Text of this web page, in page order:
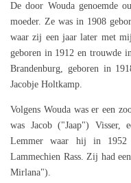
De door Wouda genoemde
moeder. Ze was in 1908
waar zij een jaar later met
geboren in 1912 en trouwde
Brandenburg, geboren in
Jacobje Holtkamp.
Volgens Wouda was er een
was Jacob ("Jaap") Visser,
Lemmer waar hij in 1952
Lammechien Rass. Zij had
Mirlana").